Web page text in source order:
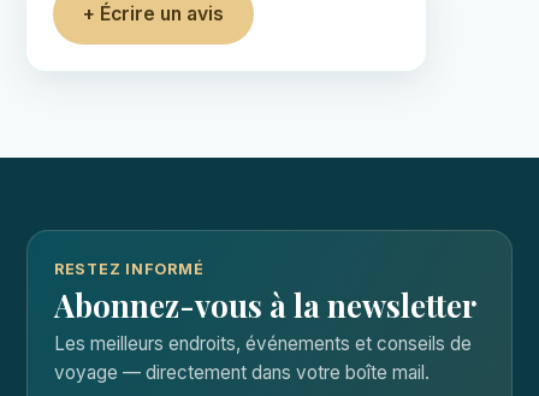
+ Écrire un avis
RESTEZ INFORMÉ
Abonnez-vous à la newsletter
Les meilleurs endroits, événements et conseils de
voyage — directement dans votre boîte mail.